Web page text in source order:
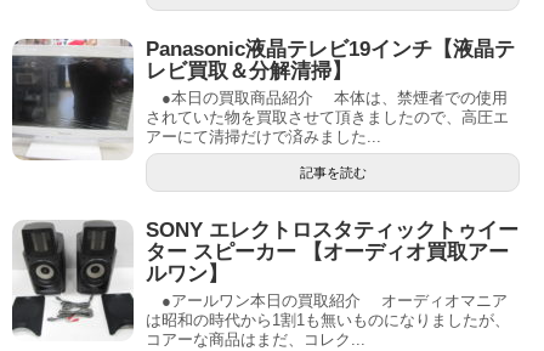
Panasonic液晶テレビ19インチ【液晶テ
レビ買取＆分解清掃】
●本日の買取商品紹介 本体は、禁煙者での使用
されていた物を買取させて頂きましたので、高圧エ
アーにて清掃だけで済みました...
記事を読む
SONY エレクトロスタティックトゥイー
ター スピーカー 【オーディオ買取アー
ルワン】
●アールワン本日の買取紹介 オーディオマニア
は昭和の時代から1割1も無いものになりましたが、
コアーな商品はまだ、コレク...